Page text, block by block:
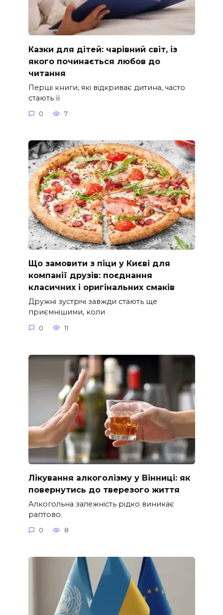
Казки для дітей: чарівний світ, із
якого починається любов до
читання
Перші книги, які відкриває дитина, часто
стають її
0 7
Що замовити з піци у Києві для
компанії друзів: поєднання
класичних і оригінальних смаків
Дружні зустрічі завжди стають ще
приємнішими, коли
0 11
Лікування алкоголізму у Вінниці: як
повернутись до тверезого життя
Алкогольна залежність рідко виникає
раптово.
0 8